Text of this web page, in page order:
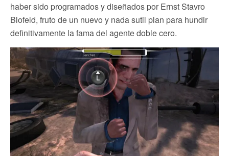
haber sido programados y diseñados por Ernst Stavro
Blofeld, fruto de un nuevo y nada sutil plan para hundir
definitivamente la fama del agente doble cero.